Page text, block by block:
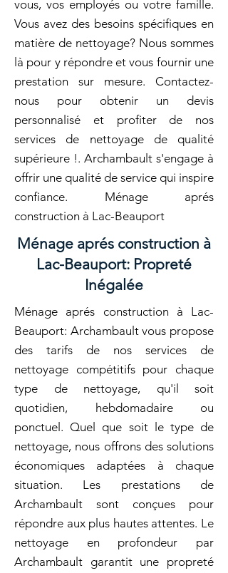
vous, vos employés ou votre famille.
Vous avez des besoins spécifiques en
matière de nettoyage? Nous sommes
là pour y répondre et vous fournir une
prestation sur mesure. Contactez-
nous pour obtenir un devis
personnalisé et profiter de nos
services de nettoyage de qualité
supérieure !. Archambault s'engage à
offrir une qualité de service qui inspire
confiance. Ménage aprés
construction à Lac-Beauport
Ménage aprés construction à
Lac-Beauport: Propreté
Inégalée
Ménage aprés construction à Lac-
Beauport: Archambault vous propose
des tarifs de nos services de
nettoyage compétitifs pour chaque
type de nettoyage, qu'il soit
quotidien, hebdomadaire ou
ponctuel. Quel que soit le type de
nettoyage, nous offrons des solutions
économiques adaptées à chaque
situation. Les prestations de
Archambault sont conçues pour
répondre aux plus hautes attentes. Le
nettoyage en profondeur par
Archambault garantit une propreté